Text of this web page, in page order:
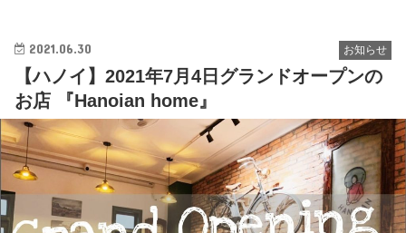
2021.06.30 お知らせ
【ハノイ】2021年7月4日グランドオープンの
お店 『Hanoian home』